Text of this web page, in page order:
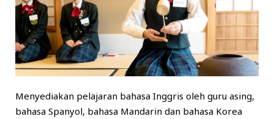
Menyediakan pelajaran bahasa Inggris oleh guru asing,
bahasa Spanyol, bahasa Mandarin dan bahasa Korea